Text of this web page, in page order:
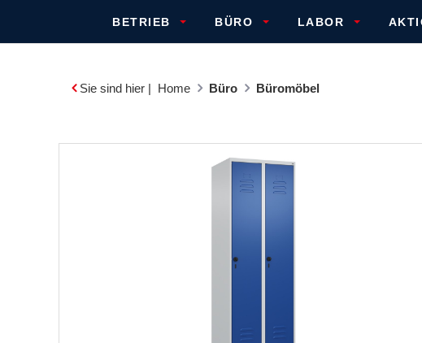
BETRIEB BÜRO LABOR
Sie sind hier | Home Büro Büromöbel